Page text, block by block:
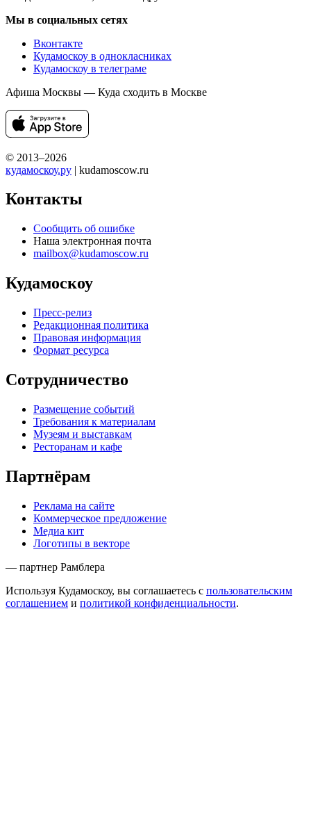
Мы в социальных сетях
Вконтакте
Кудамоскоу в однокласниках
Кудамоскоу в телеграме
Афиша Москвы — Куда сходить в Москве
© 2013–2026
кудамоскоу.ру | kudamoscow.ru
Контакты
Сообщить об ошибке
Наша электронная почта
mailbox@kudamoscow.ru
Кудамоскоу
Пресс-релиз
Редакционная политика
Правовая информация
Формат ресурса
Сотрудничество
Размещение событий
Требования к материалам
Музеям и выставкам
Ресторанам и кафе
Партнёрам
Реклама на сайте
Коммерческое предложение
Медиа кит
Логотипы в векторе
— партнер Рамблера
Используя Кудамоскоу, вы соглашаетесь с пользовательским
соглашением и политикой конфиденциальности.